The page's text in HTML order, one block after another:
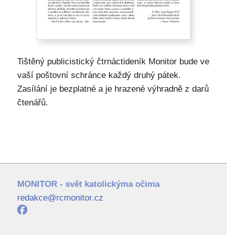
Tištěný publicistický čtrnáctideník Monitor bude ve
vaší poštovní schránce každý druhý pátek.
Zasílání je bezplatné a je hrazené výhradně z darů
čtenářů.
MONITOR - svět katolickýma očima
redakce@rcmonitor.cz